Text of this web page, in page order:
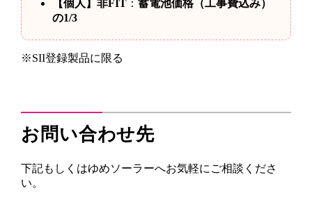
【個人】 非FIT： 蓄電池価格（工事費込み）
の1/3
※SII登録製品に限る
お問い合わせ先
下記もしくはゆめソーラーへお気軽にご相談くださ
い。